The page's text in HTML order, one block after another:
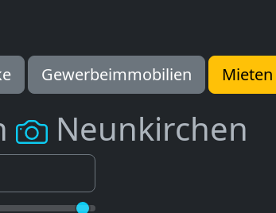
Gewerbeimmobilien Mieten
Neunkirchen